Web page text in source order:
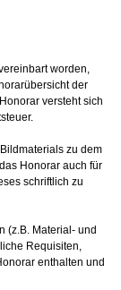
worden,
der
versteht sich
zu dem
Honorar auch für
schriftlich zu
(z.B. Material- und
Requisiten,
enthalten und